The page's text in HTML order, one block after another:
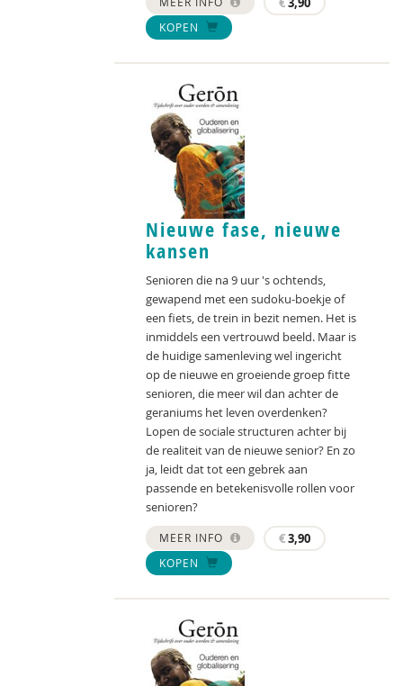
KOPEN
Nieuwe fase, nieuwe
kansen
Senioren die na 9 uur 's ochtends,
gewapend met een sudoku-boekje of
een fiets, de trein in bezit nemen. Het is
inmiddels een vertrouwd beeld. Maar is
de huidige samenleving wel ingericht
op de nieuwe en groeiende groep fitte
senioren, die meer wil dan achter de
geraniums het leven overdenken?
Lopen de sociale structuren achter bij
de realiteit van de nieuwe senior? En zo
ja, leidt dat tot een gebrek aan
passende en betekenisvolle rollen voor
senioren?
MEER INFO €3,90
KOPEN